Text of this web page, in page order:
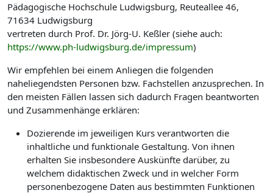
Pädagogische Hochschule Ludwigsburg, Reuteallee 46,
71634 Ludwigsburg
vertreten durch Prof. Dr. Jörg-U. Keßler (siehe auch:
https://www.ph-ludwigsburg.de/impressum)
Wir empfehlen bei einem Anliegen die folgenden
naheliegendsten Personen bzw. Fachstellen anzusprechen. In
den meisten Fällen lassen sich dadurch Fragen beantworten
und Zusammenhänge erklären:
Dozierende im jeweiligen Kurs verantworten die
inhaltliche und funktionale Gestaltung. Von ihnen
erhalten Sie insbesondere Auskünfte darüber, zu
welchem didaktischen Zweck und in welcher Form
personenbezogene Daten aus bestimmten Funktionen